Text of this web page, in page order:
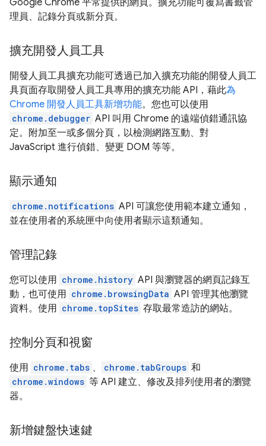
Google Chrome 平常提供的網頁。擴充功能可覆寫書籤管
理員、記錄分頁或新分頁。
擴充開發人員工具
開發人員工具擴充功能可透過已加入擴充功能的開發人員工
具頁面存取開發人員工具專用的擴充功能 API，藉此為
Chrome 開發人員工具新增功能。您也可以使用
chrome.debugger API 叫用 Chrome 的遠端偵錯通訊協
定。附加至一或多個分頁，以檢測網路互動、對
JavaScript 進行偵錯、變更 DOM 等等。
顯示通知
chrome.notifications API 可讓您使用範本建立通知，
並在使用者的系統匣中向使用者顯示這類通知。
管理記錄
您可以使用 chrome.history API 與瀏覽器的網頁記錄互
動，也可使用 chrome.browsingData API 管理其他瀏覽
資料。使用 chrome.topSites 存取最常造訪的網站。
控制分頁和視窗
使用 chrome.tabs 、 chrome.tabGroups 和
chrome.windows 等 API 建立、修改及排列使用者的瀏覽
器。
新增鍵盤快速鍵